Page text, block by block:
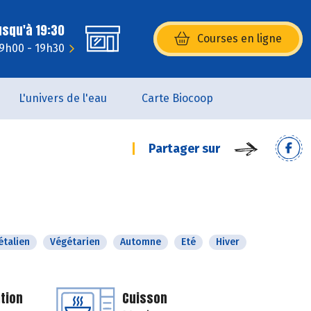
19:30
- 19h30
Courses en ligne
(s’ouvre dans une nouvelle
L'univers de l'eau Carte Biocoop
Partager sur
Végétarien Automne Eté
Hiver
Cuisson